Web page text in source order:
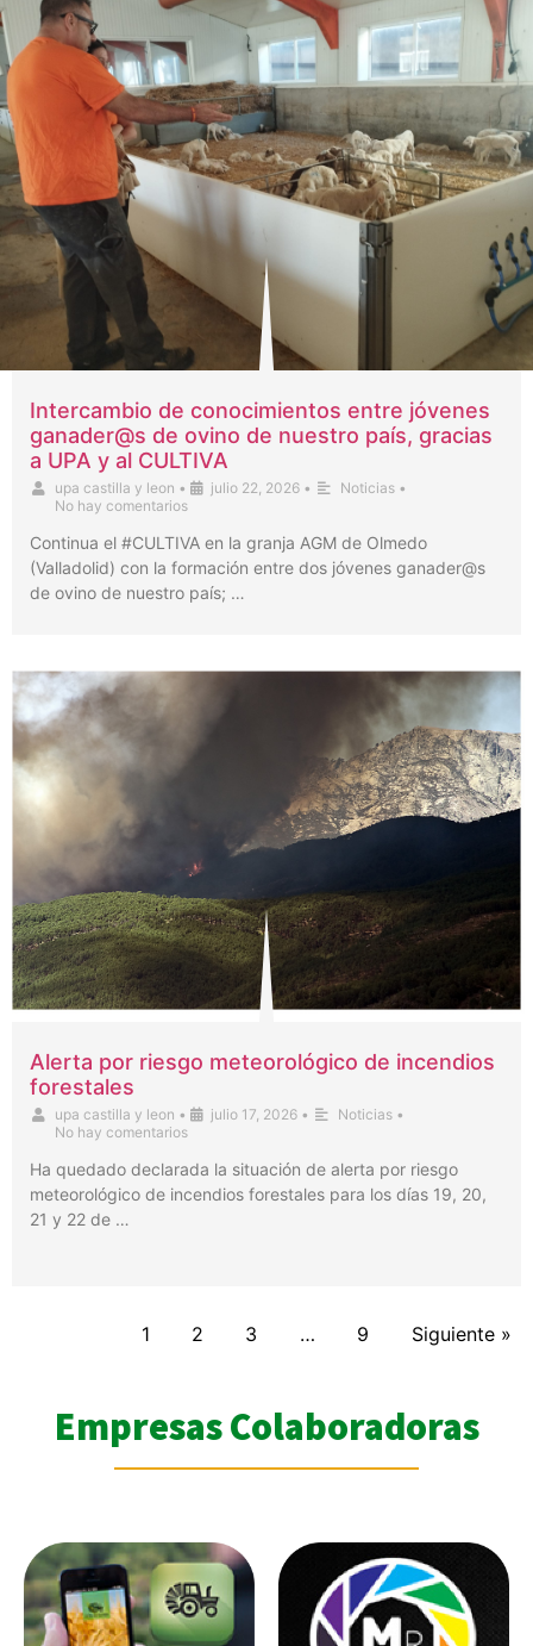
Intercambio de conocimientos entre jóvenes
ganader@s de ovino de nuestro país, gracias
a UPA y al CULTIVA
upa castilla y leon • julio 22, 2026 • Noticias •
No hay comentarios
Continua el #CULTIVA en la granja AGM de Olmedo
(Valladolid) con la formación entre dos jóvenes ganader@s
de ovino de nuestro país; …
Alerta por riesgo meteorológico de incendios
forestales
upa castilla y leon • julio 17, 2026 • Noticias •
No hay comentarios
Ha quedado declarada la situación de alerta por riesgo
meteorológico de incendios forestales para los días 19, 20,
21 y 22 de …
1 2 3 … 9 Siguiente »
Empresas Colaboradoras